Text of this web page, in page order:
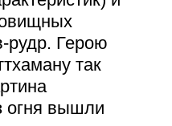
рудр. Герою
так
огня вышли